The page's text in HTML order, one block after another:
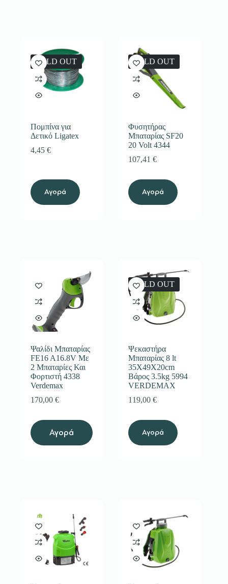
SOLD OUT
Πομπίνα για
Δετικό Ligatex
4,45 €
Αγορά
SOLD OUT
Φυσητήρας
Μπαταρίας SF20
20 Volt 4344
107,41€
Αγορά
Ψαλίδι Μπαταρίας
FE16 A16.8V Με
2 Μπαταρίες Και
Φορτιστή 4338
Verdemax
170,00 €
Αγορά
SOLD OUT
Ψεκαστήρα
Μπαταρίας 8 lt
35Χ49Χ20cm
Βάρος 3.5kg 5994
VERDEMAX
119,00€
Αγορά